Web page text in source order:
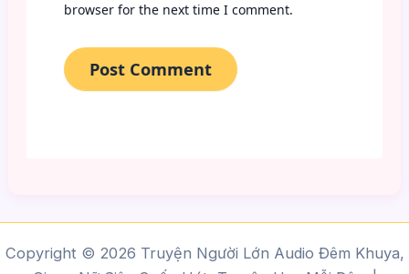
browser for the next time I comment.
Copyright © 2026 Truyện Người Lớn Audio Đêm Khuya,